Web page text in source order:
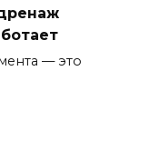
— это